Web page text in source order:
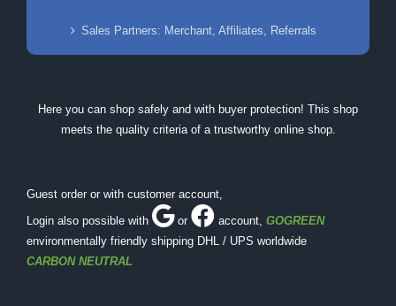
Sales Partners: Merchant, Affiliates, Referrals
Here you can shop safely and with buyer protection! This shop
meets the quality criteria of a trustworthy online shop.
Guest order or with customer account,
Login also possible with
or account GOGREEN
environmentally friendly shipping DHL / UPS worldwide
CARBON NEUTRAL